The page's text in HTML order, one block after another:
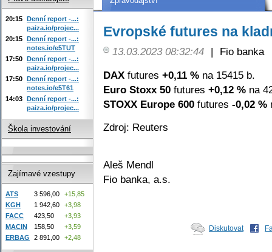
Evropské futures na
13.03.2023 08:32:44 |
Fio banka
DAX futures +0,11 % na 15415 b.
Euro Stoxx 50 futures +0,12 % na
STOXX Europe 600 futures -0,02 %
Zdroj: Reuters
Aleš Mendl
Fio banka, a.s.
Diskutovat
20:15 Denní report -...:
paiza.io/projec...
20:15 Denní report -...:
notes.io/e5TUT
17:50 Denní report -...:
paiza.io/projec...
17:50 Denní report -...:
notes.io/e5T61
14:03 Denní report -...:
paiza.io/projec...
Škola investování
Zajímavé vzestupy
ATS 3 596,00
+15,85
KGH
1 942,60
+3,98
FACC
423,50
+3,93
MACIN
158,50
+3,59
ERBAG
2 891,00 +2,48